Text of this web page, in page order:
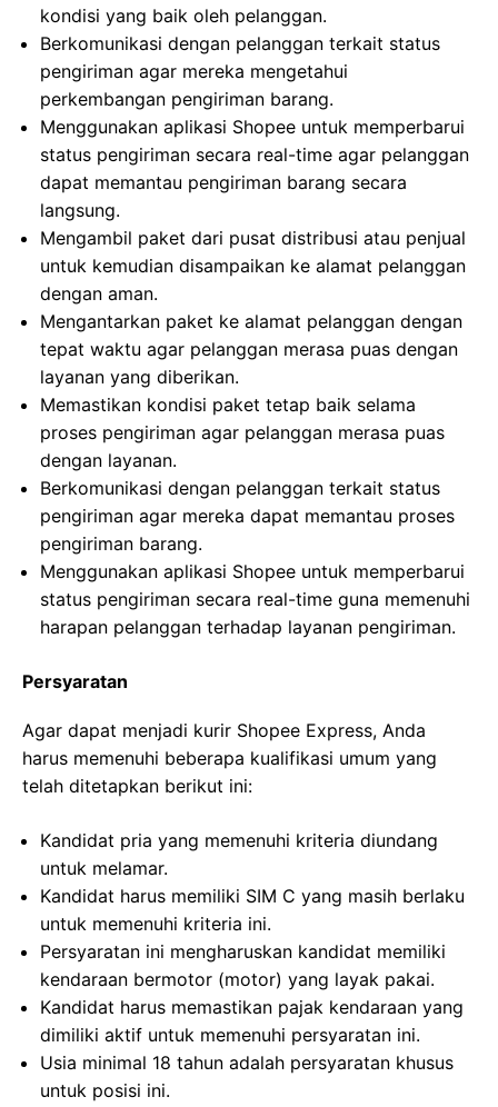
kondisi yang baik oleh pelanggan.
Berkomunikasi dengan pelanggan terkait status
pengiriman agar mereka mengetahui
perkembangan pengiriman barang.
Menggunakan aplikasi Shopee untuk memperbarui
status pengiriman secara real-time agar pelanggan
dapat memantau pengiriman barang secara
langsung.
Mengambil paket dari pusat distribusi atau penjual
untuk kemudian disampaikan ke alamat pelanggan
dengan aman.
Mengantarkan paket ke alamat pelanggan dengan
tepat waktu agar pelanggan merasa puas dengan
layanan yang diberikan.
Memastikan kondisi paket tetap baik selama
proses pengiriman agar pelanggan merasa puas
dengan layanan.
Berkomunikasi dengan pelanggan terkait status
pengiriman agar mereka dapat memantau proses
pengiriman barang.
Menggunakan aplikasi Shopee untuk memperbarui
status pengiriman secara real-time guna memenuhi
harapan pelanggan terhadap layanan pengiriman.
Persyaratan
Agar dapat menjadi kurir Shopee Express, Anda
harus memenuhi beberapa kualifikasi umum yang
telah ditetapkan berikut ini:
Kandidat pria yang memenuhi kriteria diundang
untuk melamar.
Kandidat harus memiliki SIM C yang masih berlaku
untuk memenuhi kriteria ini.
Persyaratan ini mengharuskan kandidat memiliki
kendaraan bermotor (motor) yang layak pakai.
Kandidat harus memastikan pajak kendaraan yang
dimiliki aktif untuk memenuhi persyaratan ini.
Usia minimal 18 tahun adalah persyaratan khusus
untuk posisi ini.